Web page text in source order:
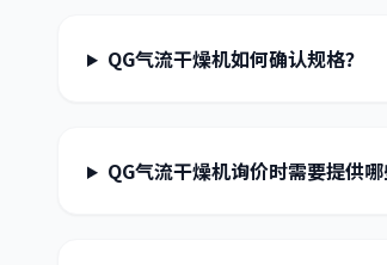
QG气流干燥机如何确认规格？
QG气流干燥机询价时需要提供哪